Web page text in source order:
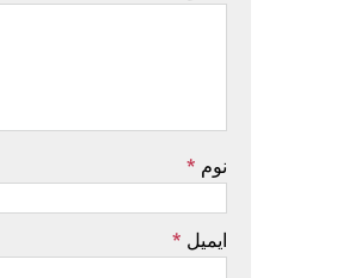
نوم *
ایمیل *